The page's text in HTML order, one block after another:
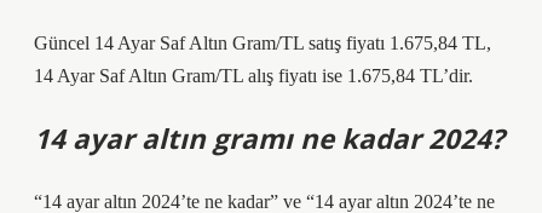
Güncel 14 Ayar Saf Altın Gram/TL satış fiyatı 1.675,84 TL,
14 Ayar Saf Altın Gram/TL alış fiyatı ise 1.675,84 TL’dir.
14 ayar altın gramı ne kadar 2024?
“14 ayar altın 2024’te ne kadar” ve “14 ayar altın 2024’te ne